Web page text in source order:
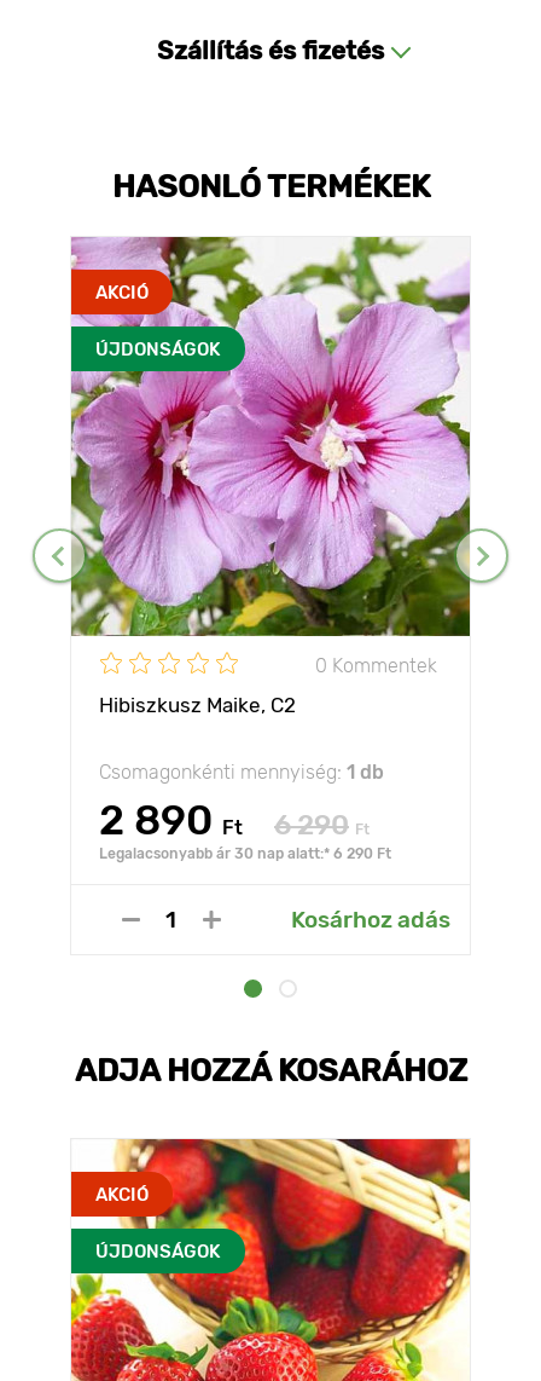
Szállítás és fizetés
HASONLÓ TERMÉKEK
AKCIÓ
ÚJDONSÁGOK
0 Kommentek
Hibiszkusz Maike, С2
Csomagonkénti mennyiség: 1 db
2 890 Ft 6 290 Ft
Legalacsonyabb ár 30 nap alatt:* 6 290 Ft
Kosárhoz adás
ADJA HOZZÁ KOSARÁHOZ
AKCIÓ
ÚJDONSÁGOK